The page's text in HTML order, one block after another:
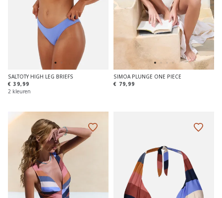
SALTOTY HIGH LEG BRIEFS
€ 39,99
2 kleuren
SIMOA PLUNGE ONE PIECE
€ 79,99